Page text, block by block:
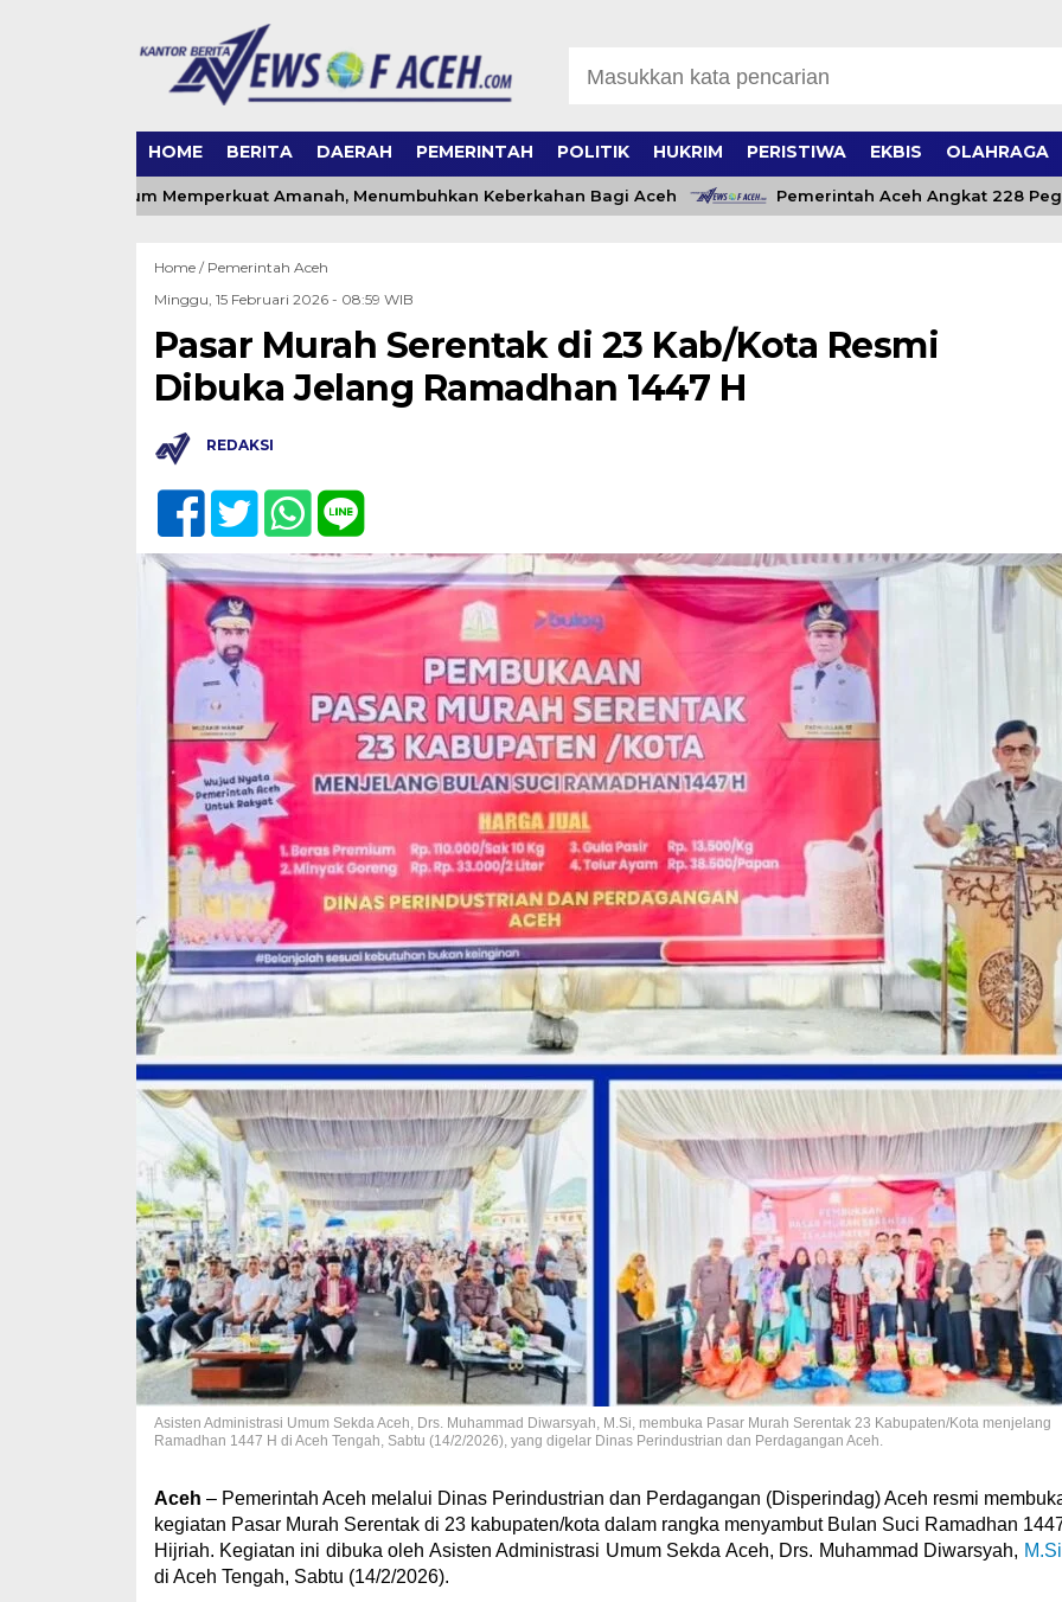
HOME BERITA DAERAH PEMERINTAH POLITIK HUKRIM PERISTIWA EKBIS OLAHRAGA
Momentum Memperkuat Amanah, Menumbuhkan Keberkahan Bagi Aceh Pemerintah Aceh Angkat 228
Home / Pemerintah Aceh
Minggu, 15 Februari 2026 - 08:59 WIB
Pasar Murah Serentak di 23 Kab/Kota Resmi
Dibuka Jelang Ramadhan 1447 H
REDAKSI
Asisten Administrasi Umum Sekda Aceh, Drs. Muhammad Diwarsyah, M.Si, membuka Pasar Murah Serentak 23 Kabupaten/Kota menjelang
Ramadhan 1447 H di Aceh Tengah, Sabtu (14/2/2026), yang digelar Dinas Perindustrian dan Perdagangan Aceh.
Aceh – Pemerintah Aceh melalui Dinas Perindustrian dan Perdagangan (Disperindag) Aceh resmi
kegiatan Pasar Murah Serentak di 23 kabupaten/kota dalam rangka menyambut Bulan Suci Ramadhan
Hijriah. Kegiatan ini dibuka oleh Asisten Administrasi Umum Sekda Aceh, Drs. Muhammad Diwarsyah, M.Si
di Aceh Tengah, Sabtu (14/2/2026).